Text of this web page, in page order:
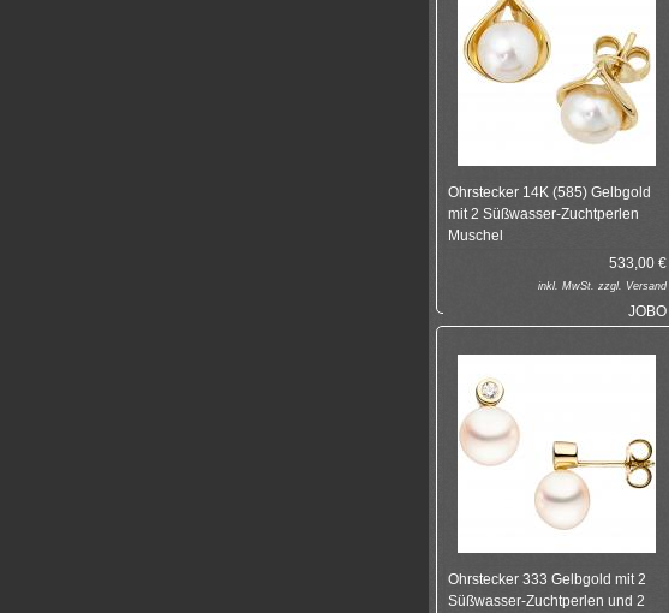
Ohrstecker 14K (585) Gelbgold
mit 2 Süßwasser-Zuchtperlen
Muschel
533,00 €
inkl. MwSt. zzgl. Versand
JOBO
Ohrstecker 333 Gelbgold mit 2
Süßwasser-Zuchtperlen und 2